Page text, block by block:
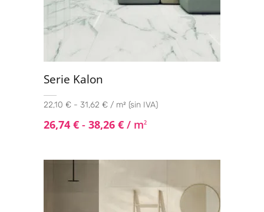
Serie Kalon
22,10 € - 31,62 € / m² (sin IVA)
26,74 € - 38,26 € / m2